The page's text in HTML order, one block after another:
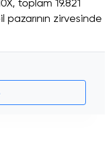
toplam 19.821
zirvesinde